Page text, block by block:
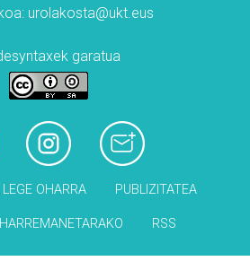
urolakosta@ukt.eus
garatua
LEGE OHARRA PUBLIZITATEA
HARREMANETARAKO RSS